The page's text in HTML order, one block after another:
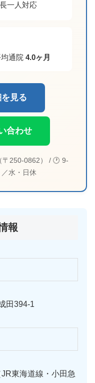
一人対応
均通院 4.0ヶ月
見る
合わせ
〒250-0862） / 🕐 9-
水・日休
報
田394-1
JR東海道線・小田急